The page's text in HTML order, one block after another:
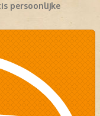
persoonlijke